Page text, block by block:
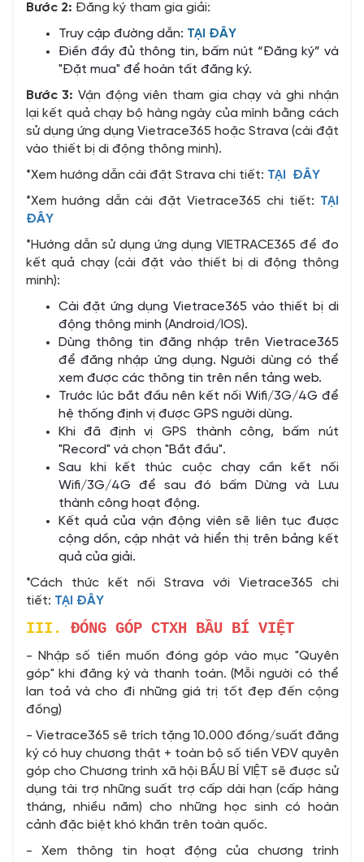
Bước 2: Đăng ký tham gia giải:
Truy cập đường dẫn: TẠI ĐÂY
Điền đầy đủ thông tin, bấm nút “Đăng ký” và
"Đặt mua" để hoàn tất đăng ký.
Bước 3:Vận động viên tham gia chạy và ghi nhận
lại kết quả chạy bộ hàng ngày của mình bằng cách
sử dụng ứng dụng Vietrace365 hoặc Strava (cài đặt
vào thiết bị di động thông minh).
*Xem hướng dẫn cài đặt Strava chi tiết: TẠI ĐÂY
*Xem hướng dẫn cài đặt Vietrace365 chi tiết: TẠI
ĐÂY
*Hướng dẫn sử dụng ứng dụng VIETRACE365 để đo
kết quả chạy (cài đặt vào thiết bị di động thông
minh):
Cài đặt ứng dụng Vietrace365 vào thiết bị di
động thông minh (Android/IOS).
Dùng thông tin đăng nhập trên Vietrace365
để đăng nhập ứng dụng. Người dùng có thể
xem được các thông tin trên nền tảng web.
Trước lúc bắt đầu nên kết nối Wifi/3G/4G để
hệ thống định vị được GPS người dùng.
Khi đã định vị GPS thành công, bấm nút
"Record" và chọn "Bắt đầu".
Sau khi kết thúc cuộc chạy cần kết nối
Wifi/3G/4G để sau đó bấm Dừng và Lưu
thành công hoạt động.
Kết quả của vận động viên sẽ liên tục được
cộng dồn, cập nhật và hiển thị trên bảng kết
quả của giải.
*Cách thức kết nối Strava với Vietrace365 chi
tiết: TẠI ĐÂY
III. ĐÓNG GÓP CTXH BẦU BÍ VIỆT
- Nhập số tiền muốn đóng góp vào mục "Quyên
góp" khi đăng ký và thanh toán. (Mỗi người có thể
lan toả và cho đi những giá trị tốt đẹp đến cộng
đồng)
- Vietrace365 sẽ trích tặng 10.000 đồng/suất đăng
ký có huy chương thật + toàn bộ số tiền VĐV quyên
góp cho Chương trình xã hội BẦU BÍ VIỆT sẽ được sử
dụng tài trợ những suất trợ cấp dài hạn (cấp hàng
tháng, nhiều năm) cho những học sinh có hoàn
cảnh đặc biệt khó khăn trên toàn quốc.
- Xem thông tin hoạt động của chương trình